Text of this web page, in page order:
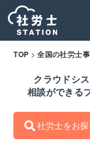
TOP >全国の社労士
クラウドシ
相談ができる
社労士をお